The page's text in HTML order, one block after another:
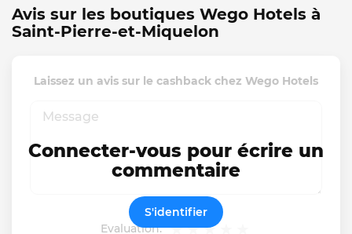
Avis sur les boutiques Wego Hotels à
Saint-Pierre-et-Miquelon
Laissez un avis sur le cashback chez Wego Hotels
Evaluation:
Connecter-vous pour écrire un
commentaire
S'identifier